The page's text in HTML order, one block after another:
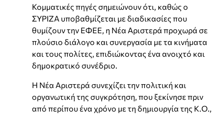
Κομματικές πηγές σημειώνουν ότι, καθώς ο
ΣΥΡΙΖΑ υποβαθμίζεται με διαδικασίες που
θυμίζουν την ΕΦΕΕ, η Νέα Αριστερά προχωρά σε
πλούσιο διάλογο και συνεργασία με τα κινήματα
και τους πολίτες, επιδιώκοντας ένα ανοιχτό και
δημοκρατικό συνέδριο.
Η Νέα Αριστερά συνεχίζει την πολιτική και
οργανωτική της συγκρότηση, που ξεκίνησε πριν
από περίπου ένα χρόνο με τη δημιουργία της Κ.Ο.,